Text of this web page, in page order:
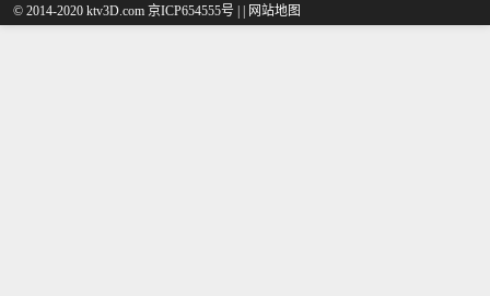
© 2014-2020 ktv3D.com 京ICP654555号 | | 网站地图